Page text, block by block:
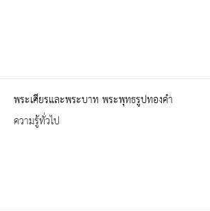
พระเศียรและพระบาท พระพุทธรูปทองคำ
ความรู้ทั่วไป